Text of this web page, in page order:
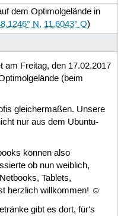
dem Optimolgelände in
N, 11.6043° O)
am Freitag, den 17.02.2017
(beim
gleichermaßen. Unsere
nur aus dem Ubuntu-
können also
ob nun weiblich,
Tablets,
herzlich willkommen! ☺
gibt es dort, für's